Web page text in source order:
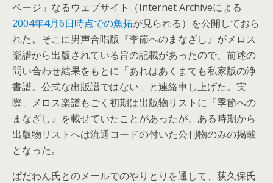
ページ」なるウェブサイト（Internet Archiveによる
2004年4月6日時点での魚拓が見られる）を公開しておら
れた。そこに男声合唱版『季節へのまなざし』がメロス
楽譜から出版されている旨の記載があったので、前述の
問い合わせ結果をもとに「あれはあくまでも私家版の浄
書譜。公式な出版譜ではない」と連絡申し上げた。実
際、メロス楽譜もごく初期は出版物リストに『季節への
まなざし』を載せていたことがあったが、ある時期から
出版物リストへは流通コードの付いた公刊物のみの掲載
となった。
ぱだわん氏とのメールでのやりとりを通して、荻久保氏